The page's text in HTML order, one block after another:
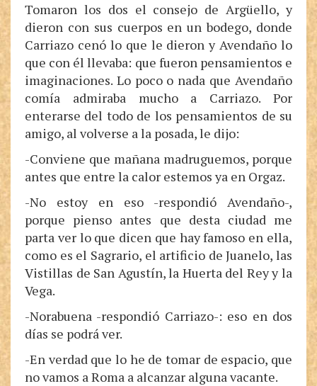
Tomaron los dos el consejo de Argüello, y
dieron con sus cuerpos en un bodego, donde
Carriazo cenó lo que le dieron y Avendaño lo
que con él llevaba: que fueron pensamientos e
imaginaciones. Lo poco o nada que Avendaño
comía admiraba mucho a Carriazo. Por
enterarse del todo de los pensamientos de su
amigo, al volverse a la posada, le dijo:
-Conviene que mañana madruguemos, porque
antes que entre la calor estemos ya en Orgaz.
-No estoy en eso -respondió Avendaño-,
porque pienso antes que desta ciudad me
parta ver lo que dicen que hay famoso en ella,
como es el Sagrario, el artificio de Juanelo, las
Vistillas de San Agustín, la Huerta del Rey y la
Vega.
-Norabuena -respondió Carriazo-: eso en dos
días se podrá ver.
-En verdad que lo he de tomar de espacio, que
no vamos a Roma a alcanzar alguna vacante.